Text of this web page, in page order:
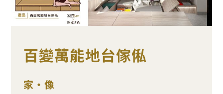
百變萬能地台傢俬
家•像